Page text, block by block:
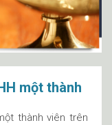
một thành
thành viên trên